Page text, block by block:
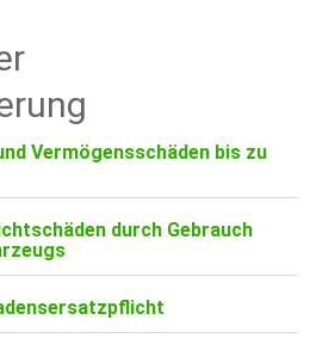
Vermögensschäden bis zu
durch Gebrauch